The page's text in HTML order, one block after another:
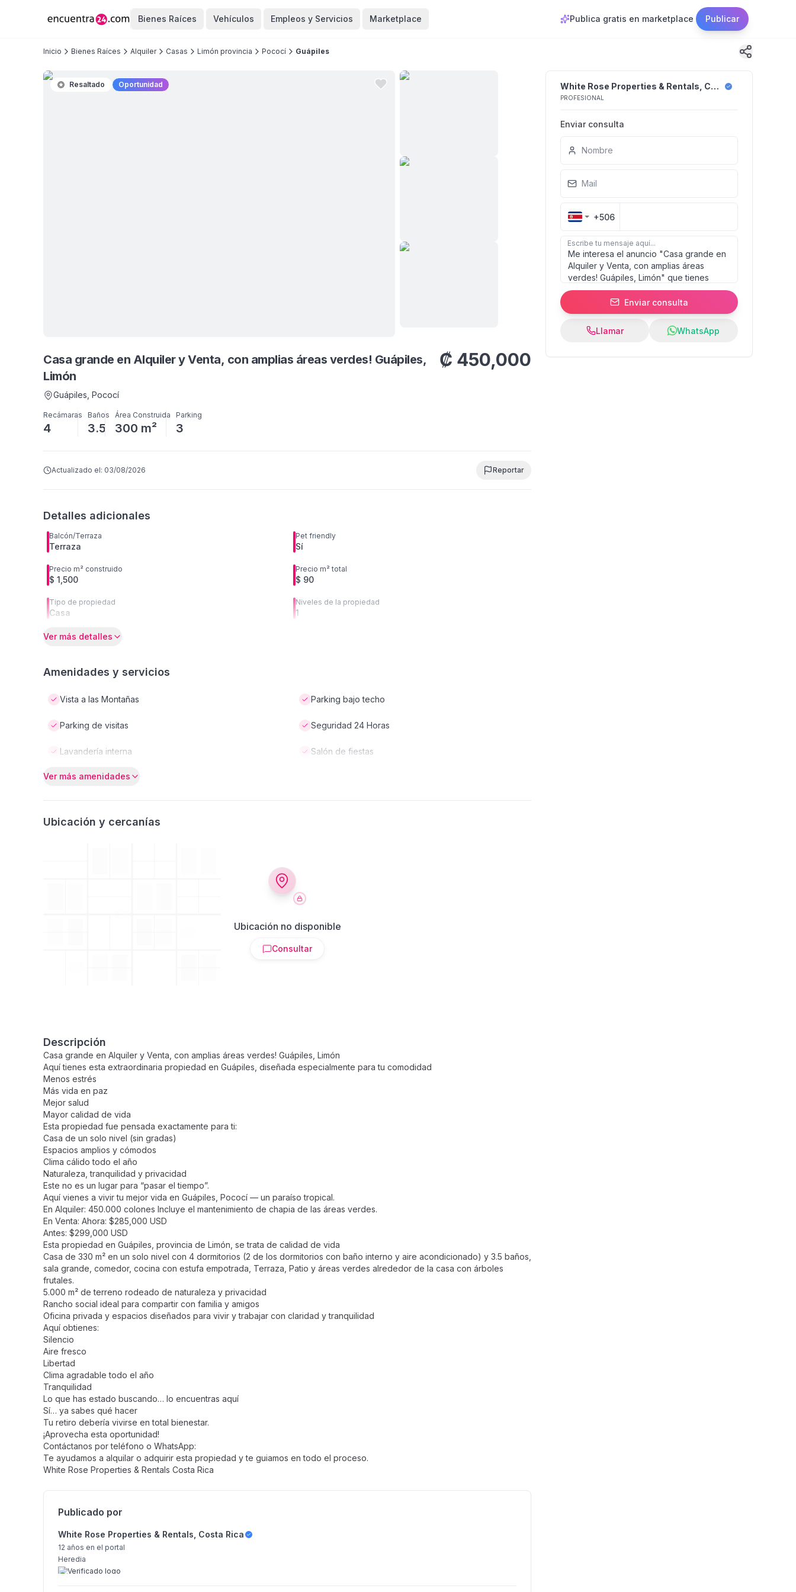
Bienes Raíces Vehículos Empleos y Servicios Marketplace Publica gratis en marketplace Publicar
Inicio Bienes Raíces Alquiler Casas Limón provincia Pococí Guápiles
Resaltado Oportunidad
Casa grande en Alquiler y Venta, con amplias áreas verdes! Guápiles,
Limón
Guápiles , Pococí
Recámaras
4
Baños
3.5
Área Construida
300 m²
Parking
3
₡ 450,000
Actualizado el: 03/08/2026 Reportar
Detalles adicionales
Balcón/Terraza
Terraza
Pet friendly
Sí
Precio m² construido
$ 1,500
Precio m² total
$ 90
Tipo de propiedad
Casa
Niveles de la propiedad
1
Ver más detalles
Amenidades y servicios
Vista a las Montañas Parking bajo techo
Parking de visitas Seguridad 24 Horas
Lavandería interna Salón de fiestas
Ver más amenidades
Ubicación y cercanías
Ubicación no disponible
Consultar
Descripción
Casa grande en Alquiler y Venta, con amplias áreas verdes! Guápiles, Limón
Aquí tienes esta extraordinaria propiedad en Guápiles, diseñada especialmente para tu comodidad
Menos estrés
Más vida en paz
Mejor salud
Mayor calidad de vida
Esta propiedad fue pensada exactamente para ti:
Casa de un solo nivel (sin gradas)
Espacios amplios y cómodos
Clima cálido todo el año
Naturaleza, tranquilidad y privacidad
Este no es un lugar para “pasar el tiempo”.
Aquí vienes a vivir tu mejor vida en Guápiles, Pococí — un paraíso tropical.
En Alquiler: 450.000 colones Incluye el mantenimiento de chapia de las áreas verdes.
En Venta: Ahora: $285,000 USD
Antes: $299,000 USD
Esta propiedad en Guápiles, provincia de Limón, se trata de calidad de vida
Casa de 330 m² en un solo nivel con 4 dormitorios (2 de los dormitorios con baño interno y aire acondicionado) y 3.5 baños,
sala grande, comedor, cocina con estufa empotrada, Terraza, Patio y áreas verdes alrededor de la casa con árboles
frutales.
5.000 m² de terreno rodeado de naturaleza y privacidad
Rancho social ideal para compartir con familia y amigos
Oficina privada y espacios diseñados para vivir y trabajar con claridad y tranquilidad
Aquí obtienes:
Silencio
Aire fresco
Libertad
Clima agradable todo el año
Tranquilidad
Lo que has estado buscando… lo encuentras aquí
Sí… ya sabes qué hacer
Tu retiro debería vivirse en total bienestar.
¡Aprovecha esta oportunidad!
Contáctanos por teléfono o WhatsApp:
Te ayudamos a alquilar o adquirir esta propiedad y te guiamos en todo el proceso.
White Rose Properties & Rentals Costa Rica
Publicado por
White Rose Properties & Rentals, Costa Rica
12 años en el portal
Heredia
White Rose Properties & Rentals, Costa Rica
PROFESIONAL
Enviar consulta
Nombre
Mail
+506
Escribe tu mensaje aquí...
Enviar consulta
Llamar WhatsApp